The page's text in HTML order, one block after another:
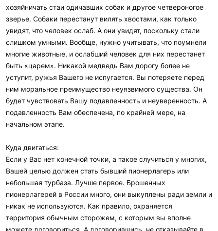
хозяйничать стаи одичавших собак и другое четвероногое
зверье. Собаки перестанут вилять хвостами, как только
увидят, что человек ослаб. А они увидят, поскольку стали
слишком умными. Вообще, нужно учитывать, что поумнели
многие животные, и ослабший человек для них перестанет
быть «царем». Никакой медведь Вам дорогу более не
уступит, ружья Вашего не испугается. Вы потеряете перед
ним моральное преимущество неуязвимого существа. Он
будет чувствовать Вашу подавленность и неуверенность. А
подавленность Вам обеспечена, по крайней мере, на
начальном этапе.
Куда двигаться:
Если у Вас нет конечной точки, а такое случиться у многих,
Вашей целью должен стать бывший пионерлагерь или
небольшая турбаза. Лучше первое. Брошенных
пионерлагерей в России много, они выкуплены ради земли и
никак не используются. Как правило, охраняется
территория обычным сторожем, с которым вы вполне
можете договориться. А договорившись, не отказывайте в